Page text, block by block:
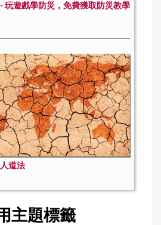
玩遊戲學防災，免費獲取防災教學
道法
主題標籤